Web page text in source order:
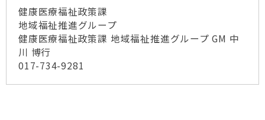
健康医療福祉政策課
地域福祉推進グループ
健康医療福祉政策課 地域福祉推進グループ GM 中
川 博行
017-734-9281